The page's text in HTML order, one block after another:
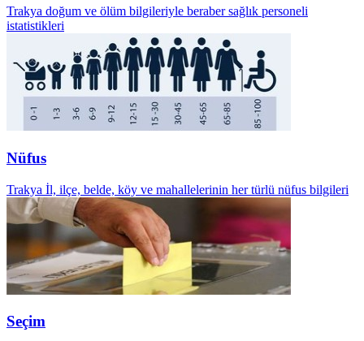
Trakya doğum ve ölüm bilgileriyle beraber sağlık personeli
istatistikleri
Nüfus
Trakya İl, ilçe, belde, köy ve mahallelerinin her türlü nüfus bilgileri
Seçim